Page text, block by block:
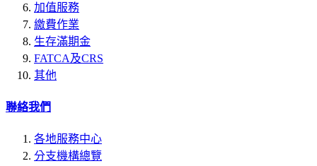
加值服務
繳費作業
生存滿期金
FATCA及CRS
其他
聯絡我們
各地服務中心
分支機構總覽